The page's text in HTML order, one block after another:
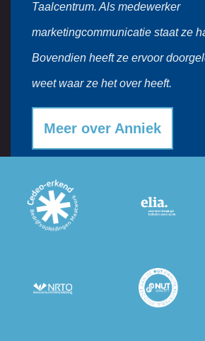
Taalcentrum. Als medewerker
marketingcommunicatie staat ze
Bovendien heeft ze ervoor
weet waar ze het over heeft.
Meer over Anniek